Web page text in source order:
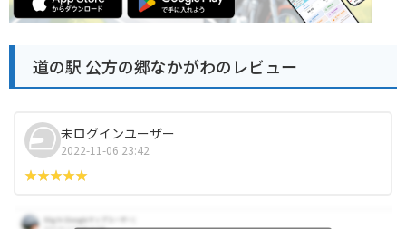
道の駅 公方の郷なかがわのレビュー
未ログインユーザー
2022-11-06 23:42